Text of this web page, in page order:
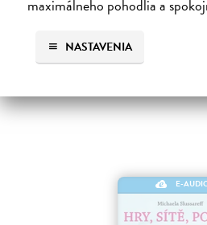
maximálneho pohodlia a
NASTAVENIA
E-